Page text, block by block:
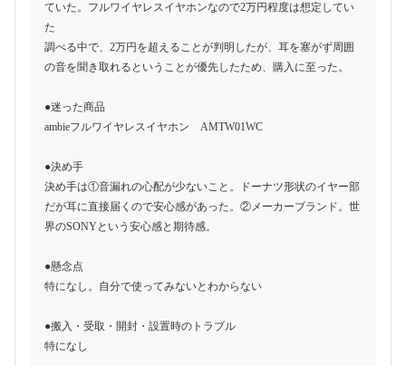
ていた。フルワイヤレスイヤホンなので2万円程度は想定してい
た
調べる中で、2万円を超えることが判明したが、耳を塞がず周囲
の音を聞き取れるということが優先したため、購入に至った。
●迷った商品
ambieフルワイヤレスイヤホン AMTW01WC
●決め手
決め手は①音漏れの心配が少ないこと。ドーナツ形状のイヤー部
だが耳に直接届くので安心感があった。②メーカーブランド。世
界のSONYという安心感と期待感。
●懸念点
特になし。自分で使ってみないとわからない
●搬入・受取・開封・設置時のトラブル
特になし